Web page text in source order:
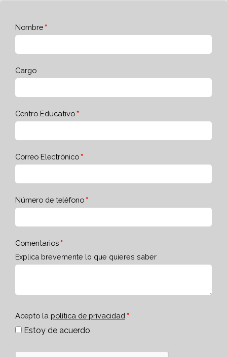
Nombre
Cargo
Centro Educativo
Correo Electrónico
Número de teléfono
Comentarios
Explica brevemente lo que quieres saber
Acepto la política de privacidad
Estoy de acuerdo